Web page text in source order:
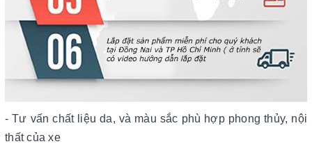
- Tư vấn chất liệu da, và màu sắc phù hợp phong thủy, nội
thất của xe